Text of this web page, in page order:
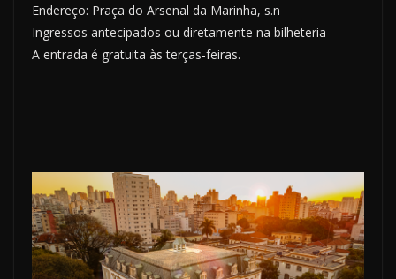
Endereço: Praça do Arsenal da Marinha, s.n
Ingressos antecipados ou diretamente na bilheteria
A entrada é gratuita às terças-feiras.